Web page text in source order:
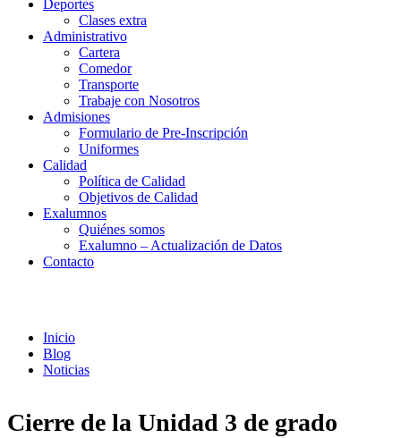
Deportes
Clases extra
Administrativo
Cartera
Comedor
Transporte
Trabaje con Nosotros
Admisiones
Formulario de Pre-Inscripción
Uniformes
Calidad
Política de Calidad
Objetivos de Calidad
Exalumnos
Quiénes somos
Exalumno – Actualización de Datos
Contacto
Inicio
Blog
Noticias
Cierre de la Unidad 3 de grado